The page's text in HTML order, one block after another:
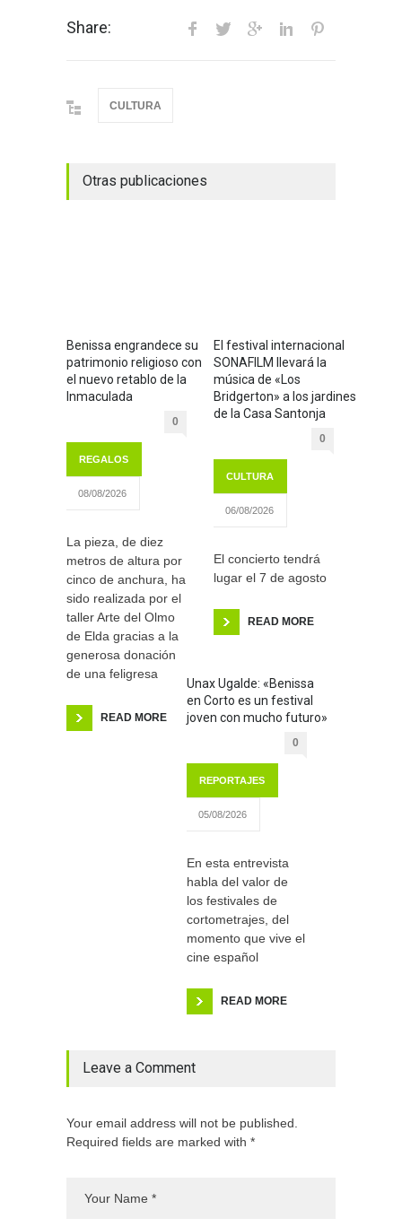
Share:
CULTURA
Otras publicaciones
Benissa engrandece su
patrimonio religioso con
el nuevo retablo de la
Inmaculada
0
REGALOS
08/08/2026
La pieza, de diez
metros de altura por
cinco de anchura, ha
sido realizada por el
taller Arte del Olmo
de Elda gracias a la
generosa donación
de una feligresa
READ MORE
El festival internacional
SONAFILM llevará la
música de «Los
Bridgerton» a los jardines
de la Casa Santonja
0
CULTURA
06/08/2026
El concierto tendrá
lugar el 7 de agosto
READ MORE
Unax Ugalde: «Benissa
en Corto es un festival
joven con mucho futuro»
0
REPORTAJES
05/08/2026
En esta entrevista
habla del valor de
los festivales de
cortometrajes, del
momento que vive el
cine español
READ MORE
Leave a Comment
Your email address will not be published.
Required fields are marked with *